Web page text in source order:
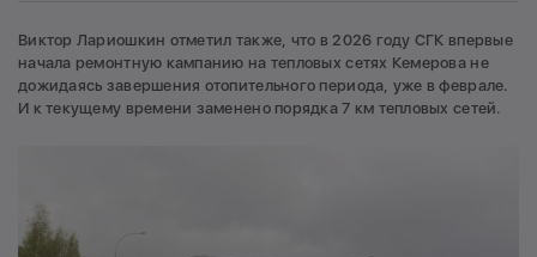
Виктор Лариошкин отметил также, что в 2026 году СГК впервые
начала ремонтную кампанию на тепловых сетях Кемерова не
дожидаясь завершения отопительного периода, уже в феврале.
И к текущему времени заменено порядка 7 км тепловых сетей.